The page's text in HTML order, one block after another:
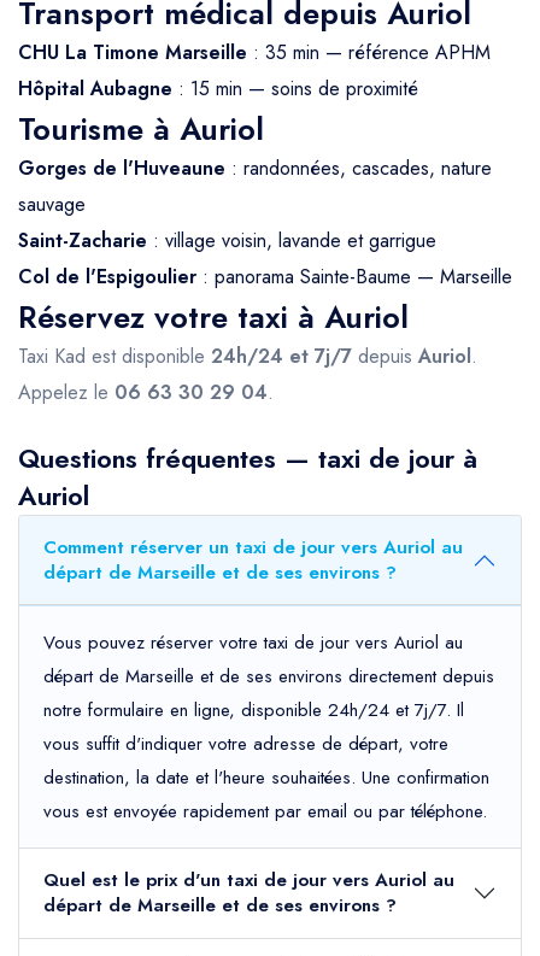
Transport médical depuis Auriol
CHU La Timone Marseille : 35 min — référence APHM
Hôpital Aubagne : 15 min — soins de proximité
Tourisme à Auriol
Gorges de l'Huveaune : randonnées, cascades, nature
sauvage
Saint-Zacharie : village voisin, lavande et garrigue
Col de l'Espigoulier : panorama Sainte-Baume — Marseille
Réservez votre taxi à Auriol
Taxi Kad est disponible 24h/24 et 7j/7 depuis Auriol.
Appelez le 06 63 30 29 04.
Questions fréquentes — taxi de jour à
Auriol
Comment réserver un taxi de jour vers Auriol au
départ de Marseille et de ses environs ?
Vous pouvez réserver votre taxi de jour vers Auriol au
départ de Marseille et de ses environs directement depuis
notre formulaire en ligne, disponible 24h/24 et 7j/7. Il
vous suffit d'indiquer votre adresse de départ, votre
destination, la date et l'heure souhaitées. Une confirmation
vous est envoyée rapidement par email ou par téléphone.
Quel est le prix d'un taxi de jour vers Auriol au
départ de Marseille et de ses environs ?